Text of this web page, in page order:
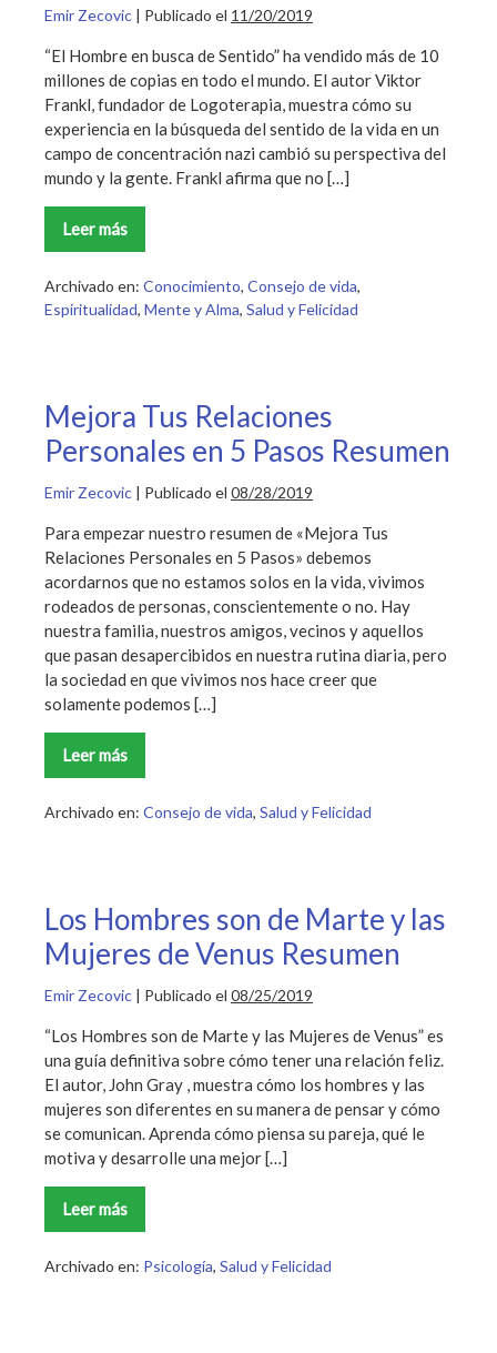
Emir Zecovic | Publicado el 11/20/2019
“El Hombre en busca de Sentido” ha vendido más de 10
millones de copias en todo el mundo. El autor Viktor
Frankl, fundador de Logoterapia, muestra cómo su
experiencia en la búsqueda del sentido de la vida en un
campo de concentración nazi cambió su perspectiva del
mundo y la gente. Frankl afirma que no […]
Leer más
El
Hombre
busca
de
Sentido
Archivado en: Conocimiento, Consejo de vida,
Espiritualidad, Mente y Alma, Salud y Felicidad
Mejora Tus Relaciones
Personales en 5 Pasos Resumen
Emir Zecovic | Publicado el 08/28/2019
Para empezar nuestro resumen de «Mejora Tus
Relaciones Personales en 5 Pasos» debemos
acordarnos que no estamos solos en la vida, vivimos
rodeados de personas, conscientemente o no. Hay
nuestra familia, nuestros amigos, vecinos y aquellos
que pasan desapercibidos en nuestra rutina diaria, pero
la sociedad en que vivimos nos hace creer que
solamente podemos […]
Leer más
Mejora
Tus
Personales
Archivado en: Consejo de vida, Salud y Felicidad
Los Hombres son de Marte y las
Mujeres de Venus Resumen
Emir Zecovic Publicado el 08/25/2019
“Los Hombres son de Marte y las Mujeres de Venus” es
una guía definitiva sobre cómo tener una relación feliz.
El autor, John Gray , muestra cómo los hombres y las
mujeres son diferentes en su manera de pensar y cómo
se comunican. Aprenda cómo piensa su pareja, qué le
motiva y desarrolle una mejor […]
Leer más
Los
Hombres
de
Archivado en: Psicología, Salud y Felicidad